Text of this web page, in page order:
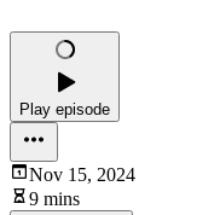
Play episode
Nov 15, 2024
9 mins